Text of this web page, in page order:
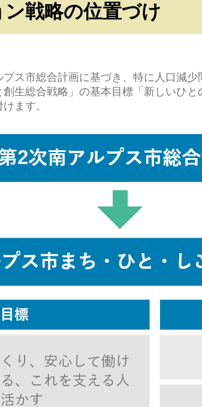
戦略の位置づけ
ス市総合計画に基づき、特に人口減
生総合戦略」の基本目標「新しいひ
ます。